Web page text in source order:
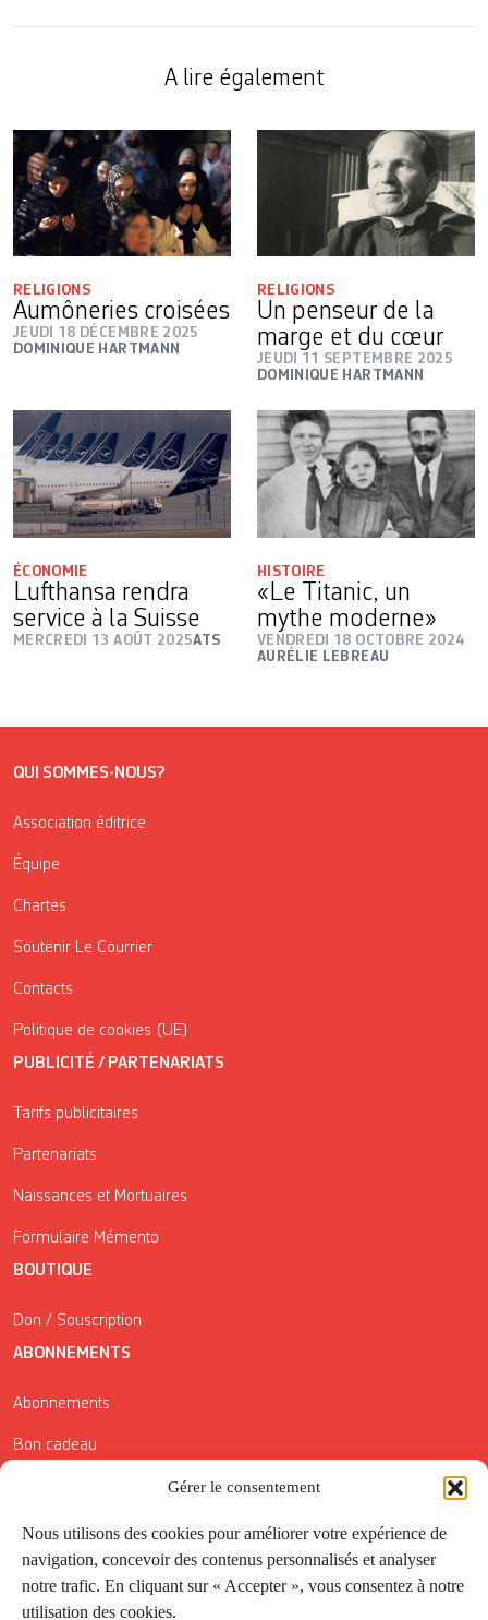
Gérer le consentement
Nous utilisons des cookies pour améliorer votre expérience de
navigation, concevoir des contenus personnalisés et analyser
notre trafic. En cliquant sur « Accepter », vous consentez à notre
utilisation des cookies.
A lire également
RELIGIONS
Aumôneries croisées
JEUDI 18 DÉCEMBRE 2025
DOMINIQUE HARTMANN
RELIGIONS
Un penseur de la
marge et du cœur
JEUDI 11 SEPTEMBRE 2025
DOMINIQUE HARTMANN
ÉCONOMIE
Lufthansa rendra
service à la Suisse
MERCREDI 13 AOÛT 2025ATS
HISTOIRE
«Le Titanic, un
mythe moderne»
VENDREDI 18 OCTOBRE 2024
AURÉLIE LEBREAU
QUI SOMMES-NOUS?
Association éditrice
Équipe
Chartes
Soutenir Le Courrier
Contacts
Politique de cookies (UE)
PUBLICITÉ / PARTENARIATS
Tarifs publicitaires
Partenariats
Naissances et Mortuaires
Formulaire Mémento
BOUTIQUE
Don / Souscription
ABONNEMENTS
Abonnements
Bon cadeau
Conditions générales de vente
Réductions de la Carte Côté Courrier
Application